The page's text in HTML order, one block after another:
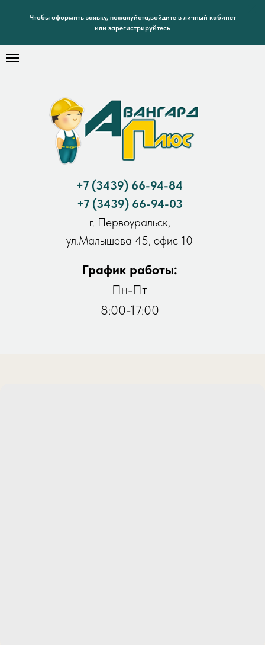
Чтобы оформить заявку, пожалуйста,войдите в личный кабинет
или зарегистрируйтесь
+7 (3439) 66-94-84
+7 (3439) 66-94-03
г. Первоуральск,
ул.Малышева 45, офис 10
График работы:
Пн-Пт
8:00-17:00